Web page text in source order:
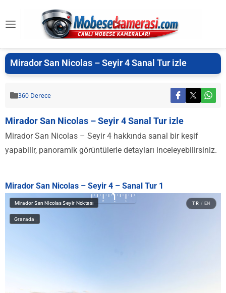
Mirador San Nicolas – Seyir 4 Sanal Tur izle
360 Derece
Mirador San Nicolas – Seyir 4 Sanal Tur izle
Mirador San Nicolas – Seyir 4 hakkında sanal bir keşif
yapabilir, panoramik görüntülerle detayları inceleyebilirsiniz.
Mirador San Nicolas – Seyir 4 – Sanal Tur 1